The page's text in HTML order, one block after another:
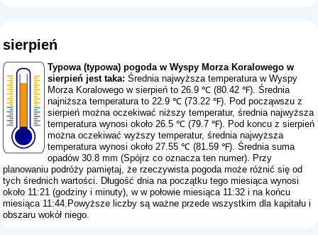
sierpień
Typowa (typowa) pogoda w Wyspy Morza Koralowego w
sierpień jest taka: Średnia najwyższa temperatura w Wyspy
Morza Koralowego w sierpień to 26.9 ℃ (80.42 ℉). Średnia
najniższa temperatura to 22.9 ℃ (73.22 ℉). Pod począwszu z
sierpień można oczekiwać niższy temperatur, średnia najwyższa
temperatura wynosi około 26.5 ℃ (79.7 ℉). Pod koncu z sierpień
można oczekiwać wyższy temperatur, średnia najwyższa
temperatura wynosi około 27.55 ℃ (81.59 ℉). Średnia suma
opadów 30.8 mm (Spójrz co oznacza ten numer). Przy
planowaniu podróży pamiętaj, że rzeczywista pogoda może różnić się od
tych średnich wartości. Długość dnia na początku tego miesiąca wynosi
około 11:21 (godziny i minuty), w w połowie miesiąca 11:32 i na końcu
miesiąca 11:44.Powyższe liczby są ważne przede wszystkim dla kapitału i
obszaru wokół niego.